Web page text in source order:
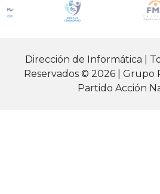
Dirección de Informática |
Reservados © 2026 | Grupo
Partido Acción